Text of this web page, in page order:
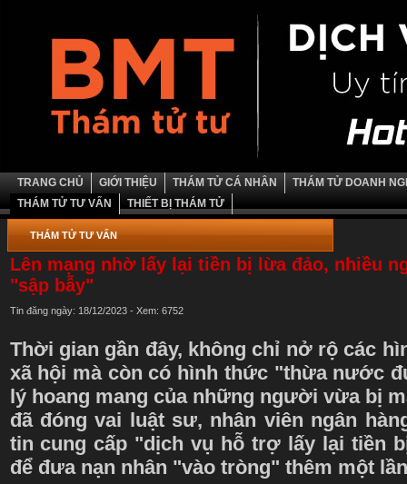
TRANG CHỦ GIỚI THIỆU THÁM TỬ CÁ NHÂN
THÁM TỬ DOANH
THÁM TỬ TƯ VẤN
THIẾT BỊ THÁM TỬ
THÁM TỬ TƯ VẤN
Lên mạng nhờ lấy lại tiền bị lừa đảo, nhiều
"sập bẫy"
Tin đăng ngày: 18/12/2023 - Xem: 6752
Thời gian gần đây, không chỉ nở rộ các
xã hội mà còn có hình thức "thừa nước
lý hoang mang của những người vừa bị
đã đóng vai luật sư, nhân viên ngân
tin cung cấp "dịch vụ hỗ trợ lấy lại tiền
để đưa nạn nhân "vào tròng" thêm một